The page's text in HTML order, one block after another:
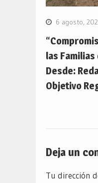
6 agosto,
las
Desde:
Objetivo
Deja un
Tu dirección